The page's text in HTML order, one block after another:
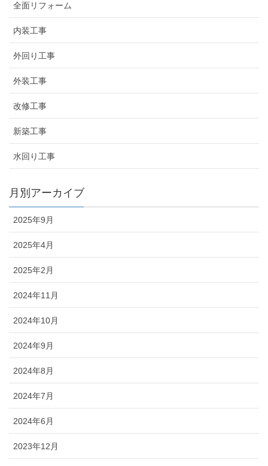
全面リフォーム
内装工事
外回り工事
外装工事
改修工事
新築工事
水回り工事
月別アーカイブ
2025年9月
2025年4月
2025年2月
2024年11月
2024年10月
2024年9月
2024年8月
2024年7月
2024年6月
2023年12月